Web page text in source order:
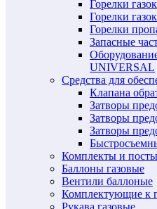
Горелки
Горелки
Горелки
Запасные
UNIVERSAL
Средства для
Клапана
Затворы
Затворы
Затворы
Комплекты и
Баллоны газовые
Вентили баллоные
Комплектующие к
Рукава газовые